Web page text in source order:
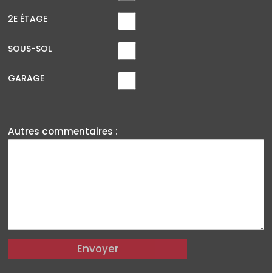
2E ÉTAGE
SOUS-SOL
GARAGE
Autres commentaires :
Envoyer